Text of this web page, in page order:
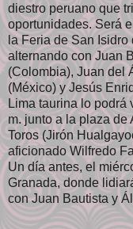
diestro peruano que
oportunidades. Será
la Feria de San
alternando con Juan
(Colombia), Juan del
(México) y Jesús
Lima taurina lo podrá
m. junto a la plaza de
Toros (Jirón
aficionado Wilfredo
Un día antes, el
Granada, donde
con Juan Bautista y